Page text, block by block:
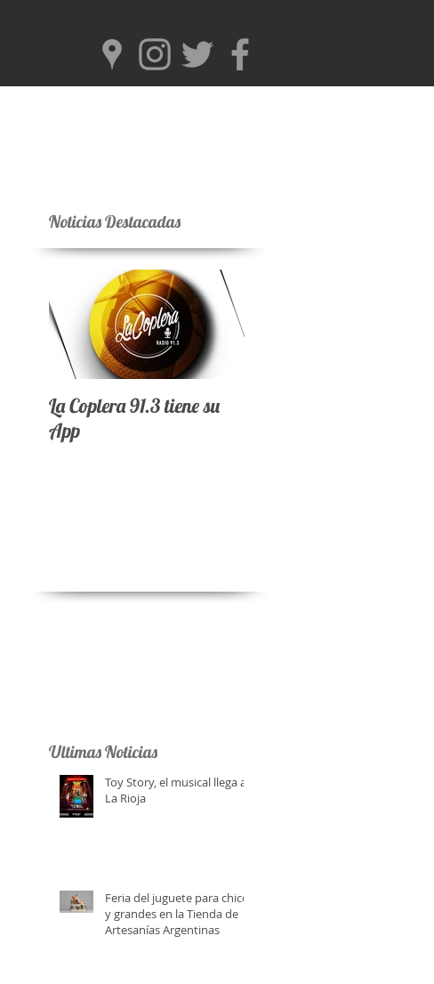
Noticias Destacadas
La Coplera 91.3 tiene su
App
Ultimas Noticias
Toy Story, el musical llega a
La Rioja
Feria del juguete para chicos
y grandes en la Tienda de
Artesanías Argentinas